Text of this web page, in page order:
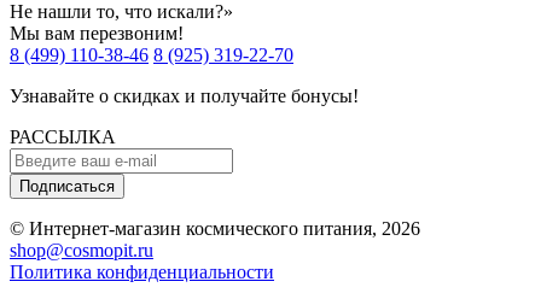
Не нашли то, что искали?»
Мы вам перезвоним!
8 (499) 110-38-46 8 (925) 319-22-70
Узнавайте о скидках и получайте бонусы!
РАССЫЛКА
Подписаться
© Интернет-магазин космического питания, 2026
shop@cosmopit.ru
Политика конфиденциальности